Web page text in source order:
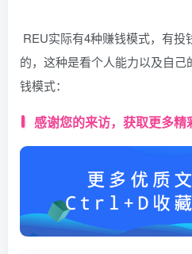
REU实际有4种赚钱模式，有投
的，这种是看个人能力以及自
钱模式：
感谢您的来访，获取更多精